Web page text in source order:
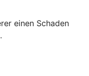
einen Schaden